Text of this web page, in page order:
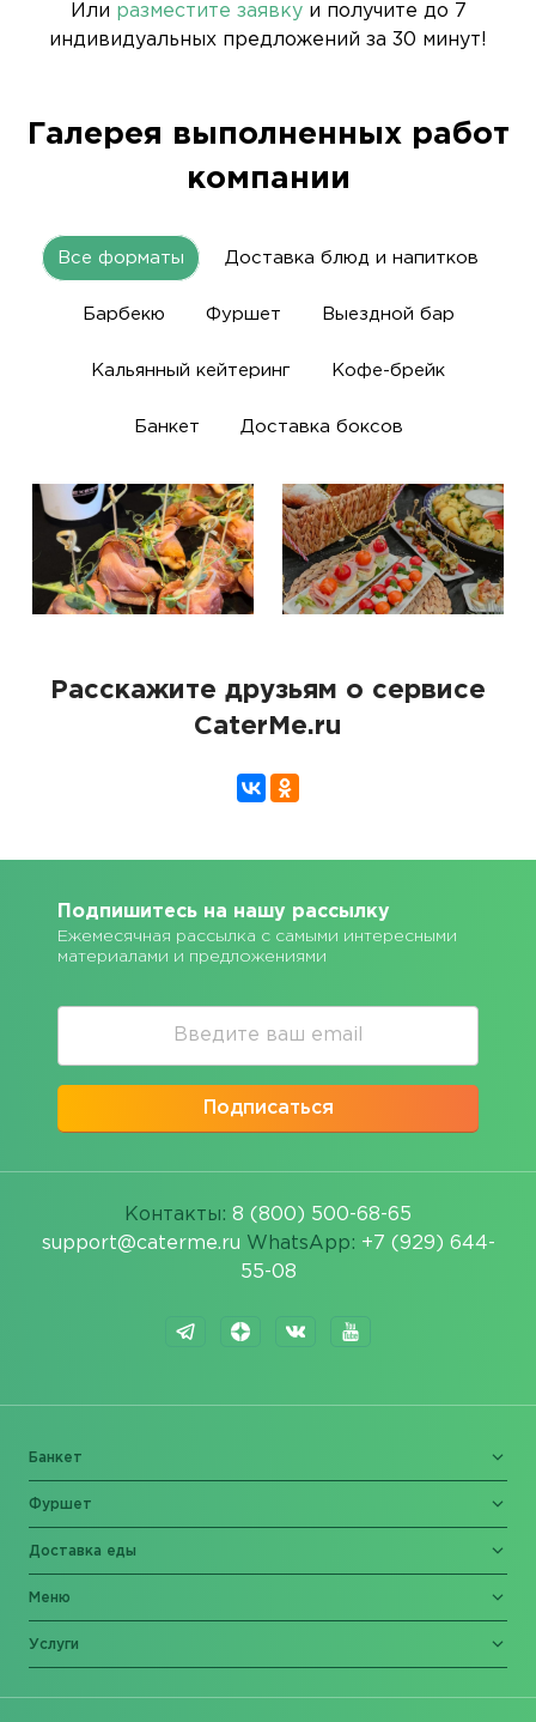
Или разместите заявкуи получите до 7
индивидуальных предложений за 30 минут!
Галерея выполненных работ
компании
Все форматы Доставка блюд и напитков
Барбекю Фуршет Выездной бар
Кальянный кейтеринг Кофе-брейк
Банкет Доставка боксов
Расскажите друзьям о сервисе
CaterMe.ru
Подпишитесь на нашу рассылку
Ежемесячная рассылка с самыми интересными
материалами и предложениями
Подписаться
Контакты: 8 (800) 500-68-65
support@caterme.ru WhatsApp: +7 (929) 644-
55-08
Банкет
Фуршет
Доставка еды
Меню
Услуги